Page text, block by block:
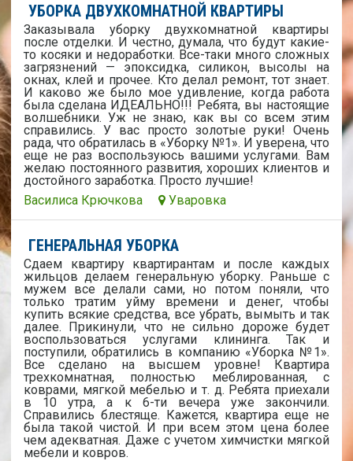
УБОРКА ДВУХКОМНАТНОЙ КВАРТИРЫ
Заказывала уборку двухкомнатной квартиры
после отделки. И честно, думала, что будут какие-
то косяки и недоработки. Все-таки много сложных
загрязнений — эпоксидка, силикон, высолы на
окнах, клей и прочее. Кто делал ремонт, тот знает.
И каково же было мое удивление, когда работа
была сделана ИДЕАЛЬНО!!! Ребята, вы настоящие
волшебники. Уж не знаю, как вы со всем этим
справились. У вас просто золотые руки! Очень
рада, что обратилась в «Уборку №1». И уверена, что
еще не раз воспользуюсь вашими услугами. Вам
желаю постоянного развития, хороших клиентов и
достойного заработка. Просто лучшие!
Василиса Крючкова
Уваровка
ГЕНЕРАЛЬНАЯ УБОРКА
Сдаем квартиру квартирантам и после каждых
жильцов делаем генеральную уборку. Раньше с
мужем все делали сами, но потом поняли, что
только тратим уйму времени и денег, чтобы
купить всякие средства, все убрать, вымыть и так
далее. Прикинули, что не сильно дороже будет
воспользоваться услугами клининга. Так и
поступили, обратились в компанию «Уборка №1».
Все сделано на высшем уровне! Квартира
трехкомнатная, полностью меблированная, с
коврами, мягкой мебелью и т. д. Ребята приехали
в 10 утра, а к 6-ти вечера уже закончили.
Справились блестяще. Кажется, квартира еще не
была такой чистой. И при всем этом цена более
чем адекватная. Даже с учетом химчистки мягкой
мебели и ковров.